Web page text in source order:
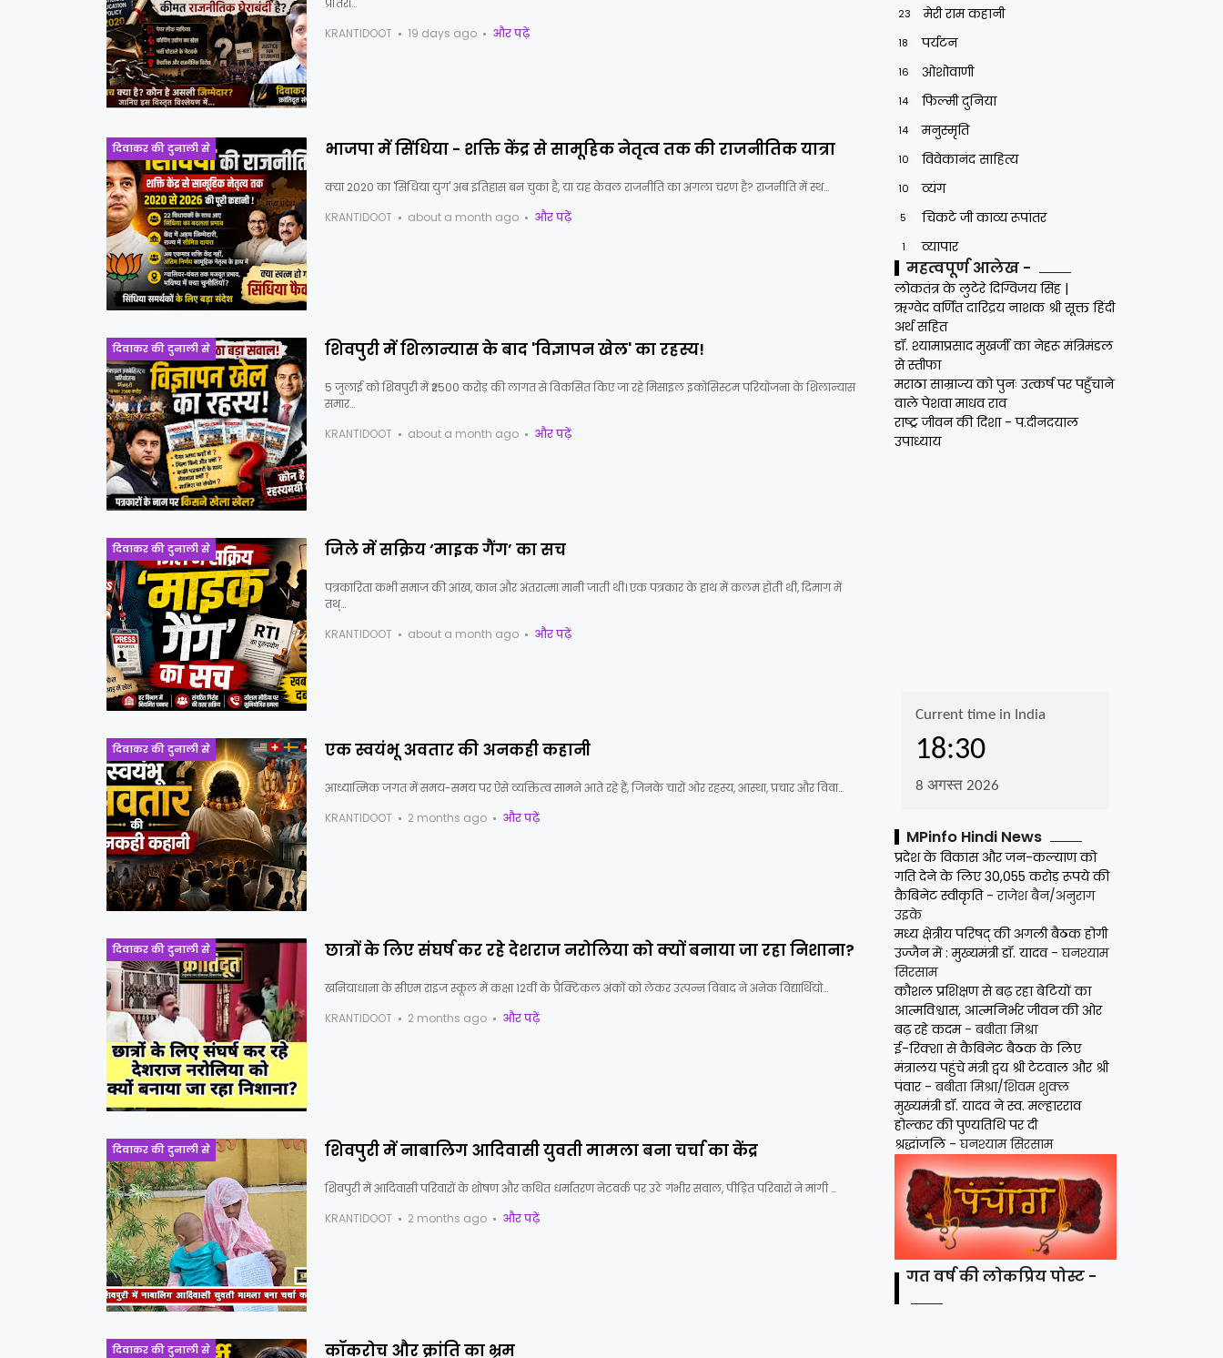
प्रतिरो…
KRANTIDOOT
19 days ago और पढ़ें
दिवाकर की दुनाली से भाजपा में सिंधिया - शक्ति केंद्र से सामूहिक नेतृत्व तक की राजनीतिक यात्रा
क्या 2020 का 'सिंधिया युग' अब इतिहास बन चुका है, या यह केवल राजनीति का अगला चरण है? राजनीति में स्थ…
KRANTIDOOT
about a month ago और पढ़ें
दिवाकर की दुनाली से शिवपुरी में शिलान्यास के बाद 'विज्ञापन खेल' का रहस्य!
5 जुलाई को शिवपुरी में ₹2500 करोड़ की लागत से विकसित किए जा रहे मिसाइल इकोसिस्टम परियोजना के शिलान्यास
समार…
KRANTIDOOT
about a month ago और पढ़ें
दिवाकर की दुनाली से जिले में सक्रिय ‘माइक गैंग’ का सच
पत्रकारिता कभी समाज की आंख, कान और अंतरात्मा मानी जाती थी। एक पत्रकार के हाथ में कलम होती थी, दिमाग में
तथ्…
KRANTIDOOT
about a month ago और पढ़ें
दिवाकर की दुनाली से एक स्वयंभू अवतार की अनकही कहानी
आध्यात्मिक जगत में समय-समय पर ऐसे व्यक्तित्व सामने आते रहे हैं, जिनके चारों ओर रहस्य, आस्था, प्रचार और विवा…
KRANTIDOOT
2 months ago और पढ़ें
दिवाकर की दुनाली से छात्रों के लिए संघर्ष कर रहे देशराज नरोलिया को क्यों बनाया जा रहा निशाना?
खनियाधाना के सीएम राइज स्कूल में कक्षा 12वीं के प्रैक्टिकल अंकों को लेकर उत्पन्न विवाद ने अनेक विद्यार्थियो…
KRANTIDOOT
2 months ago और पढ़ें
दिवाकर की दुनाली से शिवपुरी में नाबालिग आदिवासी युवती मामला बना चर्चा का केंद्र
शिवपुरी में आदिवासी परिवारों के शोषण और कथित धर्मांतरण नेटवर्क पर उठे गंभीर सवाल, पीड़ित परिवारों ने मांगी …
KRANTIDOOT
2 months ago और पढ़ें
दिवाकर की दुनाली से कॉकरोच और क्रांति का भ्रम
23 मेरी राम कहानी
18 पर्यटन
16 ओशोवाणी
14 फिल्मी दुनिया
14 मनुस्मृति
10 विवेकानंद साहित्य
10 व्यंग
5 चिकटे जी काव्य रूपांतर
1 व्यापार
महत्वपूर्ण आलेख -
लोकतंत्र के लुटेरे दिग्विजय सिंह |
ऋग्वेद वर्णित दारिद्रय नाशक श्री सूक्त हिंदी
अर्थ सहित
डॉ. श्यामाप्रसाद मुखर्जी का नेहरू मंत्रिमंडल
से स्तीफा
मराठा साम्राज्य को पुनः उत्कर्ष पर पहुँचाने
वाले पेशवा माधव राव
राष्ट्र जीवन की दिशा - प.दीनदयाल
उपाध्याय
MPinfo Hindi News
प्रदेश के विकास और जन-कल्याण को
गति देने के लिए 30,055 करोड़ रूपये की
कैबिनेट स्वीकृति- राजेश बैन/अनुराग
उइके
मध्य क्षेत्रीय परिषद् की अगली बैठक होगी
उज्जैन में : मुख्यमंत्री डॉ. यादव- घनश्याम
सिरसाम
कौशल प्रशिक्षण से बढ़ रहा बेटियों का
आत्मविश्वास, आत्मनिर्भर जीवन की ओर
बढ़ रहे कदम- बबीता मिश्रा
ई-रिक्शा से कैबिनेट बैठक के लिए
मंत्रालय पहुंचे मंत्री द्वय श्री टेटवाल और श्री
पंवार- बबीता मिश्रा/शिवम शुक्ल
मुख्यमंत्री डॉ. यादव ने स्व. मल्हारराव
होल्कर की पुण्यतिथि पर दी
श्रद्धांजलि- घनश्याम सिरसाम
गत वर्ष की लोकप्रिय पोस्ट -